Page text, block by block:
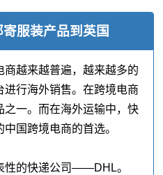
服装产品到英国
商越来越普遍，越来越多的
行海外销售。在跨境电商
之一。而在海外运输中，快
国跨境电商的首选。
性的快递公司——DHL。